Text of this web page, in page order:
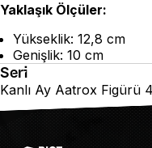
Yaklaşık Ölçüler:
Yükseklik: 12,8 cm
Genişlik: 10 cm
Seri
Kanlı Ay Aatrox Figürü